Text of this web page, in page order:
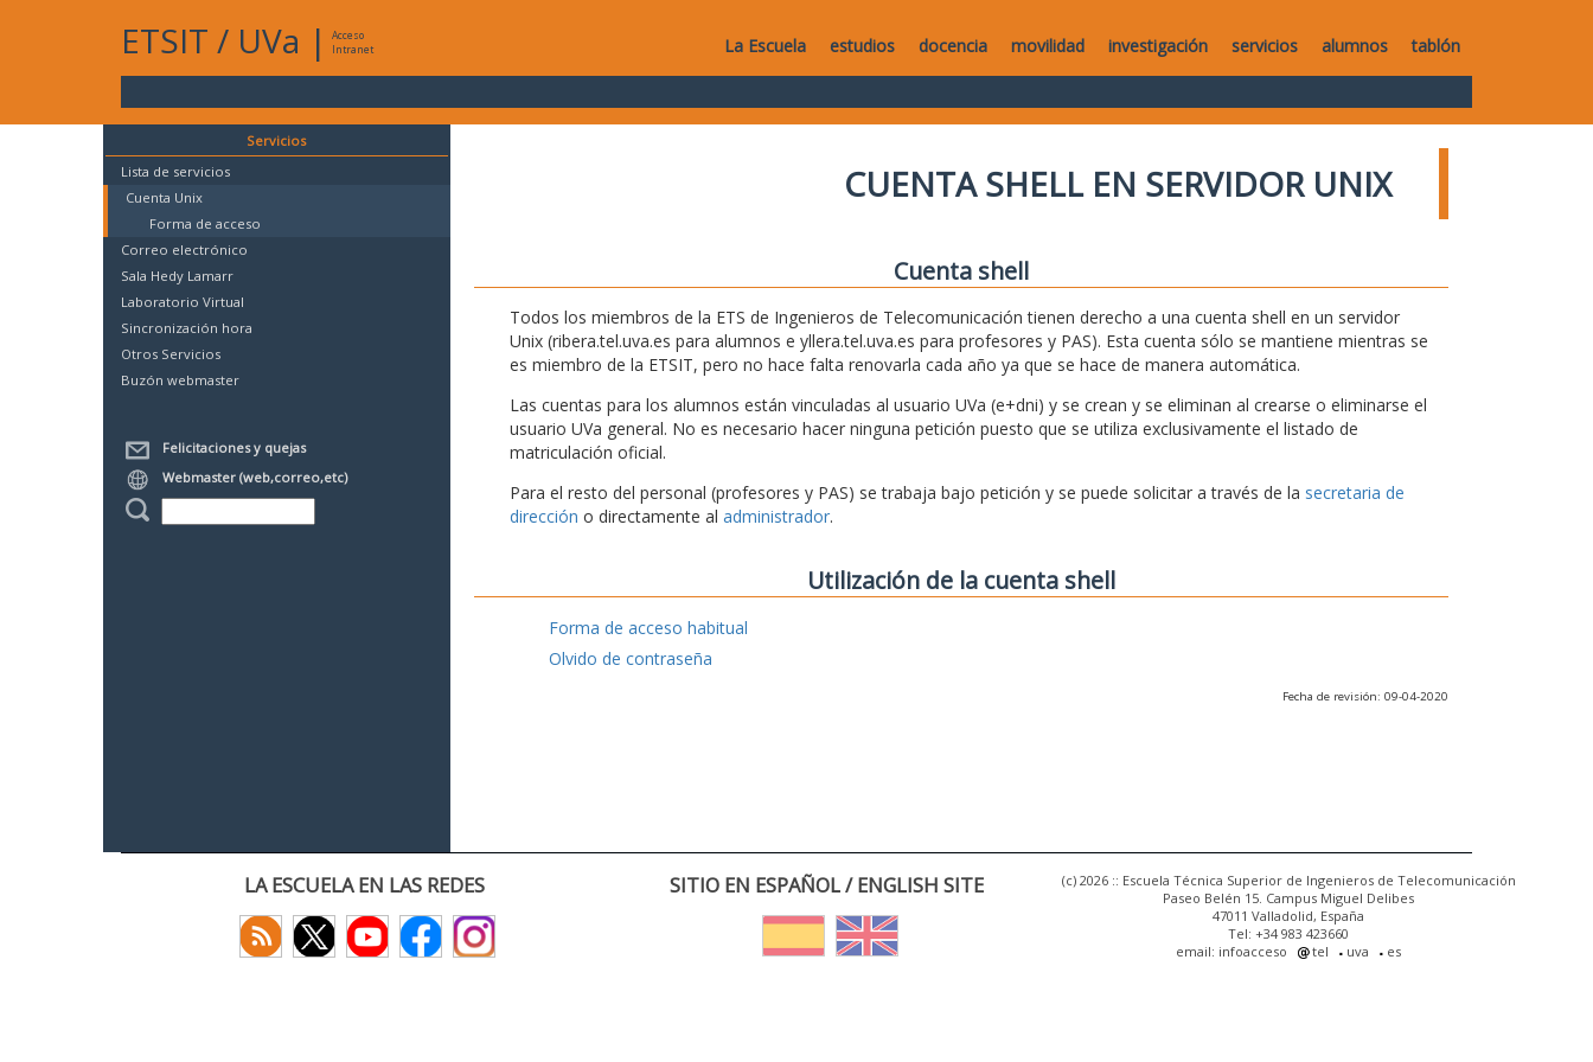
ETSIT / UVa |
Acceso
Intranet
La Escuela estudios docencia movilidad investigación servicios alumnos tablón
Servicios
Lista de servicios
Cuenta Unix
Forma de acceso
Correo electrónico
Sala Hedy Lamarr
Laboratorio Virtual
Sincronización hora
Otros Servicios
Buzón webmaster
Felicitaciones y quejas
Webmaster (web,correo,etc)
CUENTA SHELL EN SERVIDOR UNIX
Cuenta shell
Todos los miembros de la ETS de Ingenieros de Telecomunicación tienen derecho a una cuenta shell en un servidor
Unix (ribera.tel.uva.es para alumnos e yllera.tel.uva.es para profesores y PAS). Esta cuenta sólo se mantiene mientras se
es miembro de la ETSIT, pero no hace falta renovarla cada año ya que se hace de manera automática.
Las cuentas para los alumnos están vinculadas al usuario UVa (e+dni) y se crean y se eliminan al crearse o eliminarse el
usuario UVa general. No es necesario hacer ninguna petición puesto que se utiliza exclusivamente el listado de
matriculación oficial.
Para el resto del personal (profesores y PAS) se trabaja bajo petición y se puede solicitar a través de la secretaria de
dirección o directamente al administrador.
Utilización de la cuenta shell
Forma de acceso habitual
Olvido de contraseña
Fecha de revisión: 09-04-2020
LA ESCUELA EN LAS REDES SITIO EN ESPAÑOL / ENGLISH SITE
(c) 2026 :: Escuela Técnica Superior de Ingenieros de Telecomunicación
Paseo Belén 15. Campus Miguel Delibes
47011 Valladolid, España
Tel: +34 983 423660
email: infoacceso
tel uva es